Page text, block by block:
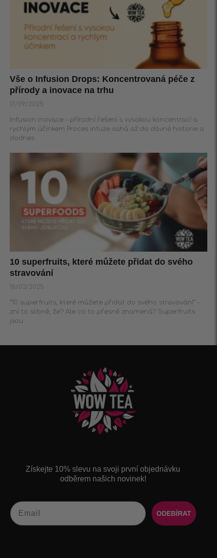
Vše o Infusion Drops: Koncentrovaná péče z
přírody a inovace na trhu
17/09/2025
Infusion inovace – přírodní řešení s vysokou koncentrací a
rychlým účinkem Proces infuze sahá až do dávné historie a
dodnes
10 superfruits, které můžete přidat do svého
stravování
18/03/2025
“10 superfruits, které můžete přidat do svého stravování“ –
zní to slibně, že? Ale co to přesně znamená? Superfruits
jsou
Získejte 10% slevu na svoji první objednávku
odběrem našich novinek!
Email
ODEBÍRAT